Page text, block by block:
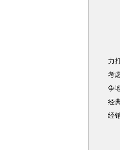
南
力
考
争
经
经
现